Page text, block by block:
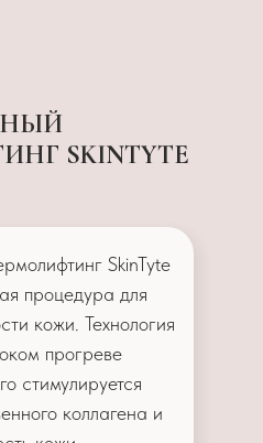
SKINTYTE
SkinTyte
процедура для
кожи. Технология
прогреве
стимулируется
коллагена и